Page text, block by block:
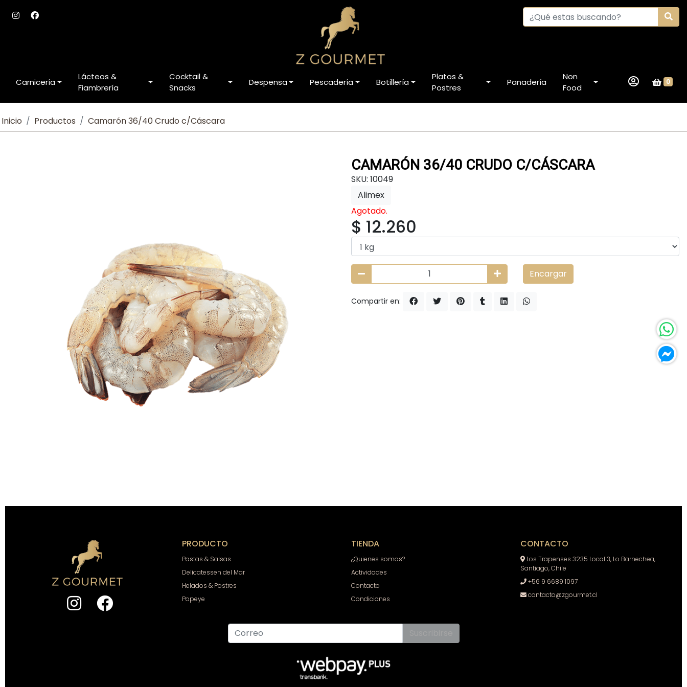
Carnicería
Lácteos &
Fiambrería
Cocktail &
Snacks
Despensa Pescadería Botillería
Platos &
Postres
Panadería
Non
Food
0
Inicio Productos Camarón 36/40 Crudo c/Cáscara
CAMARÓN 36/40 CRUDO C/CÁSCARA
SKU: 10049
Alimex
Agotado.
$ 12.260
Encargar
Compartir en:
PRODUCTO
Pastas & Salsas
Delicatessen del Mar
Helados & Postres
Popeye
TIENDA
¿Quienes somos?
Actividades
Contacto
Condiciones
CONTACTO
Los Trapenses 3235 Local 3, Lo Barnechea,
Santiago, Chile
+56 9 6689 1097
contacto@zgourmet.cl